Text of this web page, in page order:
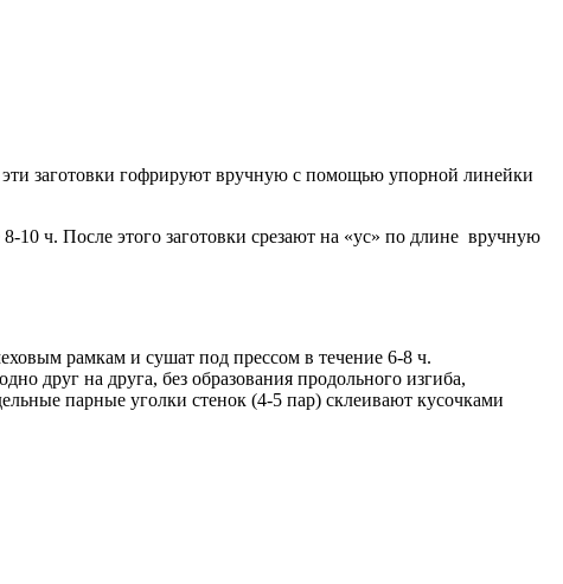
заготовки гофрируют вручную c помощью упорной линейки
10 ч. После этого заготовки срезают на «ус» по длине вручную
рамкам и сушат под прессом в течение 6-8 ч.
друг на друга, без образования продольного изгиба,
парные уголки стенок (4-5 пар) склеивают кусочками